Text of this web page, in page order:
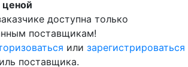
доступна только
поставщикам!
или зарегистрироваться
поставщика.